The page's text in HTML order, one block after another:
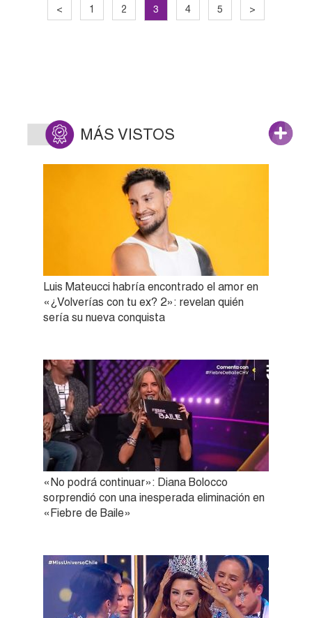
< 1 2 3 4 5 >
MÁS VISTOS
Luis Mateucci habría encontrado el amor en
«¿Volverías con tu ex? 2»: revelan quién
sería su nueva conquista
«No podrá continuar»: Diana Bolocco
sorprendió con una inesperada eliminación en
«Fiebre de Baile»